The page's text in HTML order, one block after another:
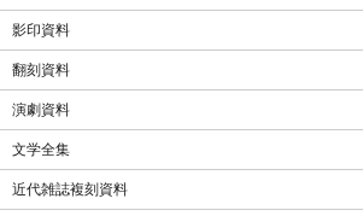
影印資料
翻刻資料
演劇資料
文学全集
近代雑誌複刻資料